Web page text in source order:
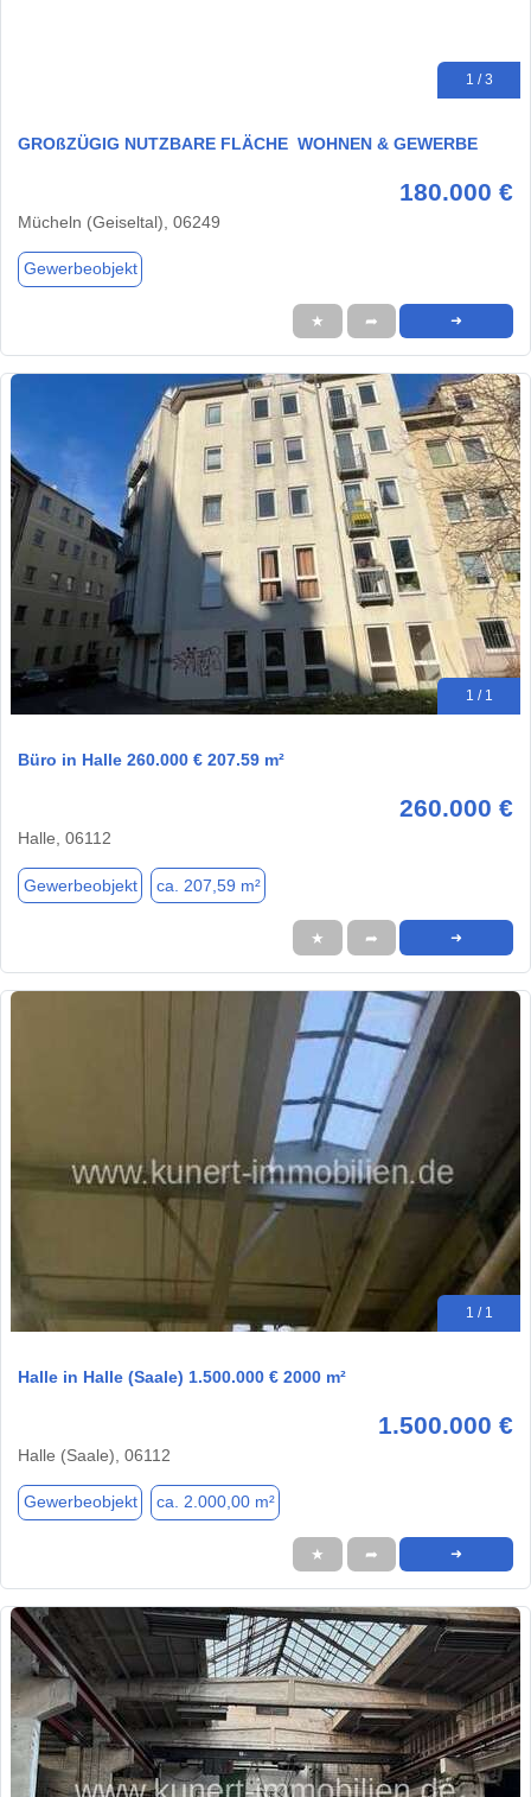
1 / 3
GROßZÜGIG NUTZBARE FLÄCHE  WOHNEN & GEWERBE
180.000 €
Mücheln (Geiseltal), 06249
Gewerbeobjekt
★ ➦ ➜
1 / 1
Büro in Halle 260.000 € 207.59 m²
260.000 €
Halle, 06112
Gewerbeobjekt ca. 207,59 m²
★ ➦ ➜
1 / 1
Halle in Halle (Saale) 1.500.000 € 2000 m²
1.500.000 €
Halle (Saale), 06112
Gewerbeobjekt ca. 2.000,00 m²
★ ➦ ➜